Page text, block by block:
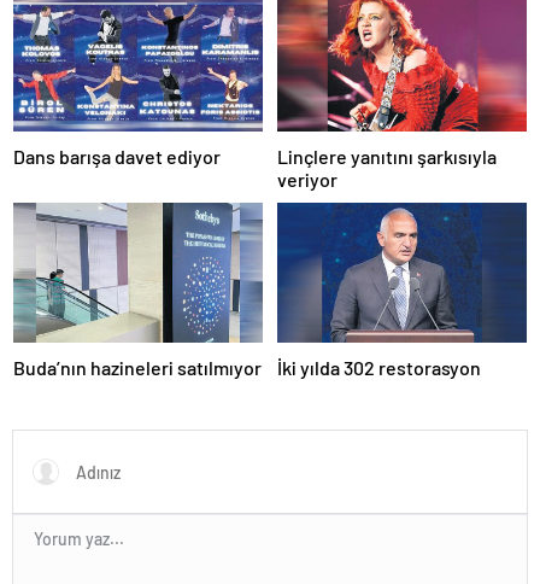
Dans barışa davet ediyor
Linçlere yanıtını şarkısıyla
veriyor
Buda’nın hazineleri satılmıyor İki yılda 302 restorasyon